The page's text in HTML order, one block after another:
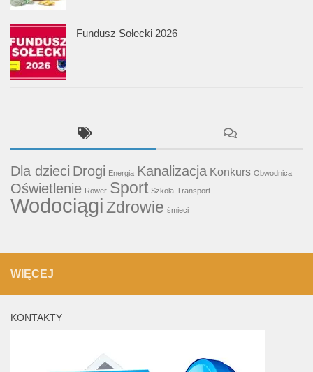
Fundusz Sołecki 2026
Dla dzieci Drogi Energia Kanalizacja Konkurs Obwodnica
Oświetlenie Rower Sport Szkoła Transport
WodociągiZdrowie śmieci
WIĘCEJ
KONTAKTY